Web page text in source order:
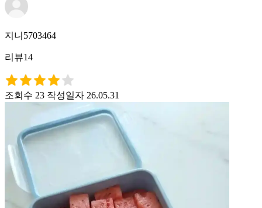
지니5703464
리뷰14
조회수 23 작성일자 26.05.31